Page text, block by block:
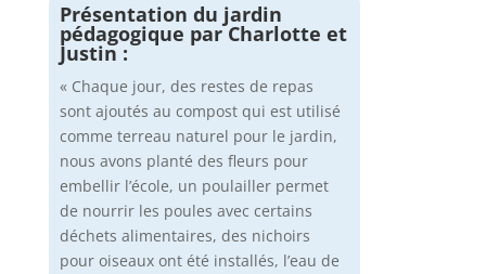
Présentation du jardin
pédagogique par Charlotte et
Justin :
« Chaque jour, des restes de repas
sont ajoutés au compost qui est utilisé
comme terreau naturel pour le jardin,
nous avons planté des fleurs pour
embellir l’école, un poulailler permet
de nourrir les poules avec certains
déchets alimentaires, des nichoirs
pour oiseaux ont été installés, l’eau de